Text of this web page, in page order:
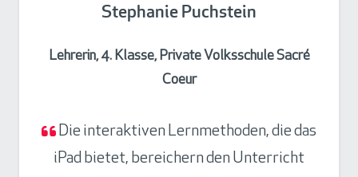
Stephanie Puchstein
Lehrerin, 4. Klasse, Private Volksschule Sacré
Coeur
Die interaktiven Lernmethoden, die das
iPad bietet, bereichern den Unterricht